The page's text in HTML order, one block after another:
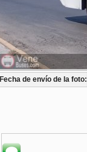
Fecha de envío de la foto: